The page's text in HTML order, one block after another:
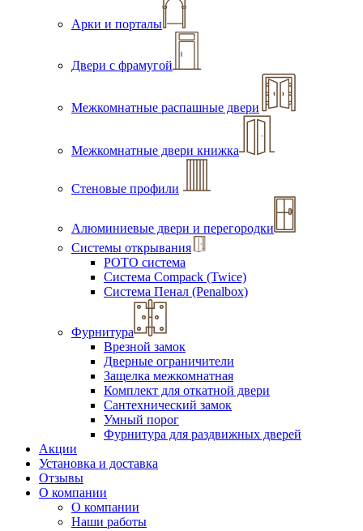
Арки и порталы
Двери с фрамугой
Межкомнатные распашные двери
Межкомнатные двери книжка
Стеновые профили
Алюминиевые двери и перегородки
Системы открывания
РОТО система
Система Compack (Twice)
Система Пенал (Penalbox)
Фурнитура
Врезной замок
Дверные ограничители
Защелка межкомнатная
Комплект для откатной двери
Сантехнический замок
Умный порог
Фурнитура для раздвижных дверей
Акции
Установка и доставка
Отзывы
О компании
О компании
Наши работы